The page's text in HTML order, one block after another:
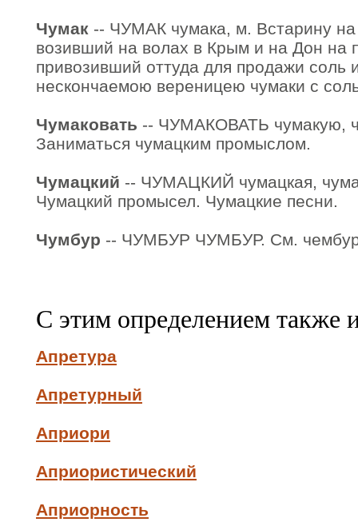
Чумак -- ЧУМАК чумака, м. Встарину на
возивший на волах в Крым и на Дон на
привозивший оттуда для продажи соль
нескончаемою вереницею чумаки с
Чумаковать -- ЧУМАКОВАТЬ чумакую,
Заниматься чумацким промыслом.
Чумацкий -- ЧУМАЦКИЙ чумацкая,
Чумацкий промысел. Чумацкие песни.
Чумбур -- ЧУМБУР ЧУМБУР. См.
С этим определением также
Апретура
Апретурный
Априори
Априористический
Априорность